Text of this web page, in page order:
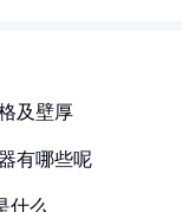
及壁厚
有哪些呢
什么